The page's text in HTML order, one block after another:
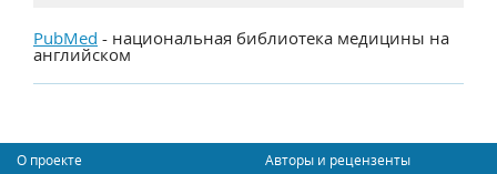
PubMed - национальная библиотека медицины на
английском
О проекте Авторы и рецензенты